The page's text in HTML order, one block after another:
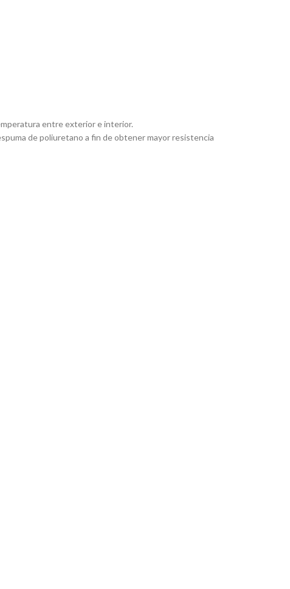
entre exterior e interior.
de poliuretano a fin de obtener mayor resistencia